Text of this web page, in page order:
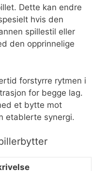
Dette kan endre
hvis den
spillestil eller
den opprinnelige
forstyrre rytmen i
for begge lag.
et bytte mot
etablerte synergi.